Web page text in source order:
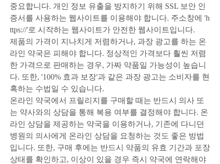
중요합니다. 개인 정보 유출을 방지하기 위해 SSL 보안 인
증서를 사용하는 웹사이트를 이용해야 합니다. 주소창에 'h
ttps://'로 시작하는 웹사이트가 안전한 웹사이트입니다.
제품의 가격이 지나치게 저렴하거나, 과장 광고를 하는 온
라인 약국은 피해야 합니다. 정상적인 가격보다 훨씬 저렴
한 가격으로 판매하는 경우, 가짜 약품일 가능성이 높습니
다. 또한, '100% 효과 보장'과 같은 과장 광고는 소비자를 현
혹하는 수법일 수 있습니다.
온라인 약국에서 프릴리지를 구매할 때는 반드시 의사 또
는 약사와의 상담을 통해 복용 여부를 결정해야 합니다. 온
라인 상담을 제공하는 약국을 이용하거나, 기존에 다니던
병원의 의사에게 온라인 상담을 요청하는 것도 좋은 방법
입니다. 또한, 구매 후에는 반드시 약품의 유효 기간과 포장
상태를 확인하고, 이상이 있을 경우 즉시 약국에 연락해야